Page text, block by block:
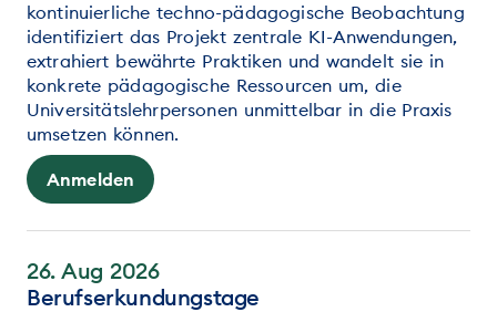
kontinuierliche techno-pädagogische Beobachtung
identifiziert das Projekt zentrale KI-Anwendungen,
extrahiert bewährte Praktiken und wandelt sie in
konkrete pädagogische Ressourcen um, die
Universitätslehrpersonen unmittelbar in die Praxis
umsetzen können.
Anmelden
26. Aug 2026
Berufserkundungstage